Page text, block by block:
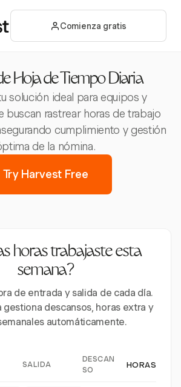
Comienza gratis
Hoja de Tiempo Diaria
solución ideal para equipos y
buscan rastrear horas de trabajo
cumplimiento y gestión
de la nómina.
Try Harvest Free
horas trabajaste esta
semana?
de entrada y salida de cada día.
gestiona descansos, horas extra y
automáticamente.
SALIDA
DESCAN
SO
HORAS